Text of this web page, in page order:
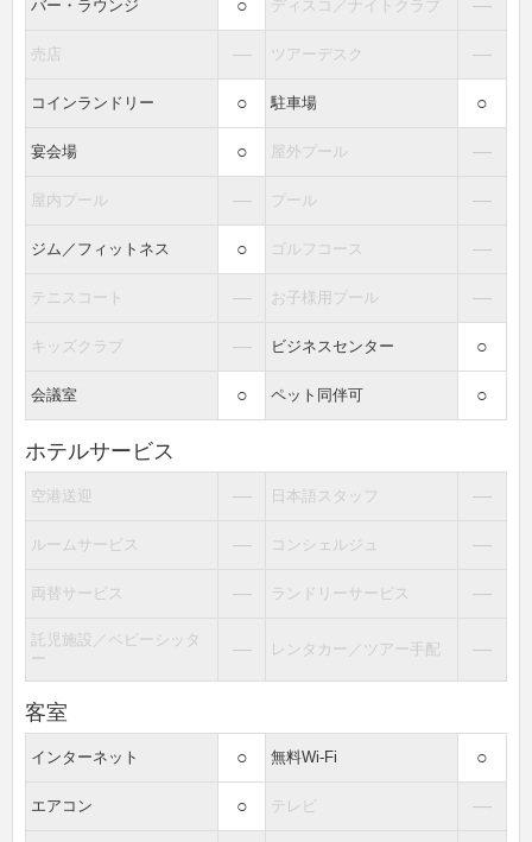
バー・ラウンジ ○ ディスコ／ナイトクラブ ―
売店 ― ツアーデスク ―
コインランドリー ○ 駐車場 ○
宴会場 ○ 屋外プール ―
屋内プール ― プール ―
ジム／フィットネス ○ ゴルフコース ―
テニスコート ― お子様用プール ―
キッズクラブ ― ビジネスセンター ○
会議室 ○ ペット同伴可 ○
ホテルサービス
空港送迎 ― 日本語スタッフ ―
ルームサービス ― コンシェルジュ ―
両替サービス ― ランドリーサービス ―
託児施設／ベビーシッタ
ー
― レンタカー／ツアー手配 ―
客室
インターネット ○ 無料Wi-Fi ○
エアコン ○ テレビ ―